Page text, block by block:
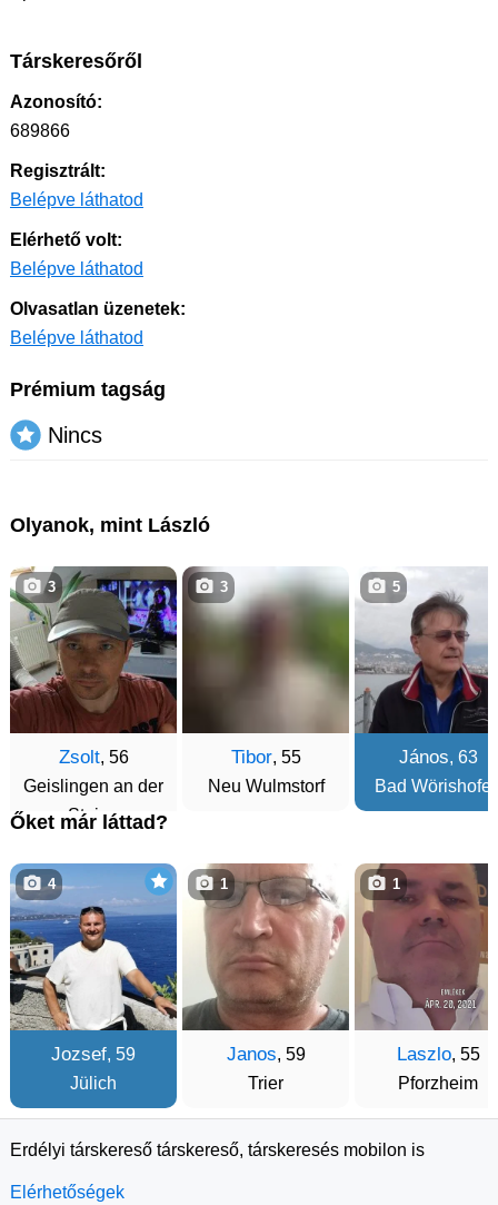
Társkeresőről
Azonosító:
689866
Regisztrált:
Belépve láthatod
Elérhető volt:
Belépve láthatod
Olvasatlan üzenetek:
Belépve láthatod
Prémium tagság
Nincs
Olyanok, mint László
Zsolt, 56
Geislingen an der
Steige
3
Tibor, 55
Neu Wulmstorf
3
János, 63
Bad
5
Őket már láttad?
Jozsef, 59
Jülich
4
Janos, 59
Trier
1
Laszlo, 55
Pforzheim
1
Erdélyi társkereső társkereső, társkeresés mobilon is
Elérhetőségek